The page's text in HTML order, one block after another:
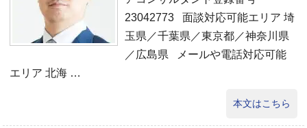
23042773 面談対応可能エリア 埼
玉県／千葉県／東京都／神奈川県
／広島県 メールや電話対応可能
エリア 北海 …
本文はこちら